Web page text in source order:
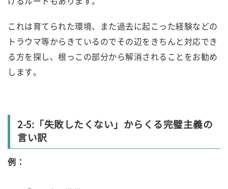
これは育てられた環境、また過去に起こった経験などの
トラウマ等からきているのでその辺をきちんと対応でき
る方を探し、根っこの部分から解消されることをお勧め
します。
2-5:「失敗したくない」からくる完璧主義の
言い訳
例：